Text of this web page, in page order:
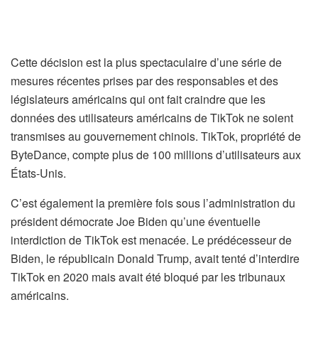
Cette décision est la plus spectaculaire d’une série de
mesures récentes prises par des responsables et des
législateurs américains qui ont fait craindre que les
données des utilisateurs américains de TikTok ne soient
transmises au gouvernement chinois. TikTok, propriété de
ByteDance, compte plus de 100 millions d’utilisateurs aux
États-Unis.
C’est également la première fois sous l’administration du
président démocrate Joe Biden qu’une éventuelle
interdiction de TikTok est menacée. Le prédécesseur de
Biden, le républicain Donald Trump, avait tenté d’interdire
TikTok en 2020 mais avait été bloqué par les tribunaux
américains.